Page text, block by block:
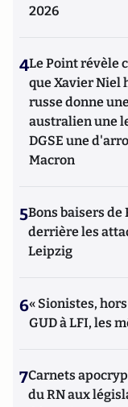
2026
4Le Point révèle
que Xavier Niel
russe donne
australien une
DGSE une
Macron
5Bons baisers de
derrière les
Leipzig
6« Sionistes,
GUD à LFI, les
7Carnets
du RN aux